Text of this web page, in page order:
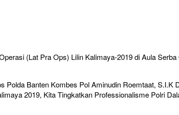
(Lat Pra Ops) Lilin Kalimaya-2019 di Aula
Banten Kombes Pol Aminudin Roemtaat, S.I.K
2019, Kita Tingkatkan Professionalisme Polri